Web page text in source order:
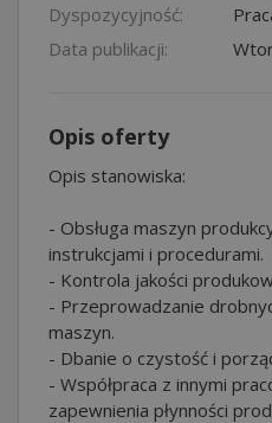
Dyspozycyjność:
Data publikacji:
Opis oferty
Opis stanowiska:
- Obsługa maszyn
instrukcjami i procedurami.
- Kontrola jakości
- Przeprowadzanie
maszyn.
- Dbanie o czystość i
- Współpraca z innymi
zapewnienia płynności